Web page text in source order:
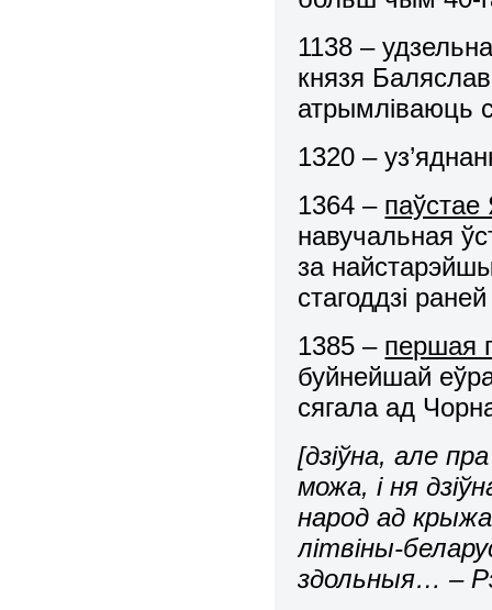
1138 –
князя
атрымліваюць
1320 –
1364 – паўстае
навучальная
за найстарэйшы
стагоддзі
1385 – першая
буйнейшай
сягала ад
[дзіўна, але
можа, і ня
народ ад
літвіны-
здольныя… –